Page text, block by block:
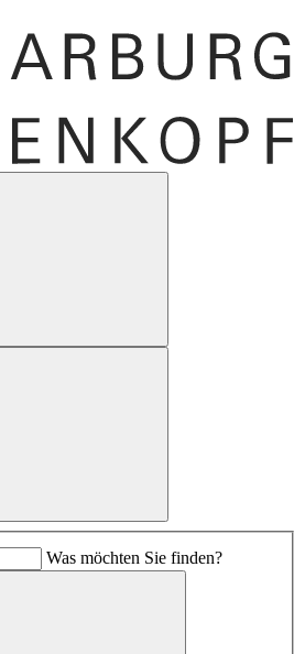
Was möchten Sie finden?